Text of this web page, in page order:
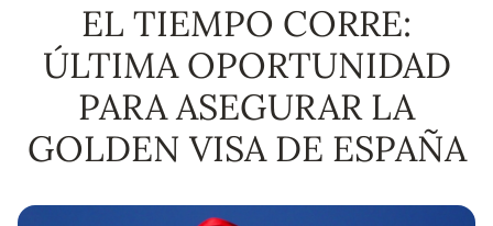
EL TIEMPO CORRE:
ÚLTIMA OPORTUNIDAD
PARA ASEGURAR LA
GOLDEN VISA DE ESPAÑA